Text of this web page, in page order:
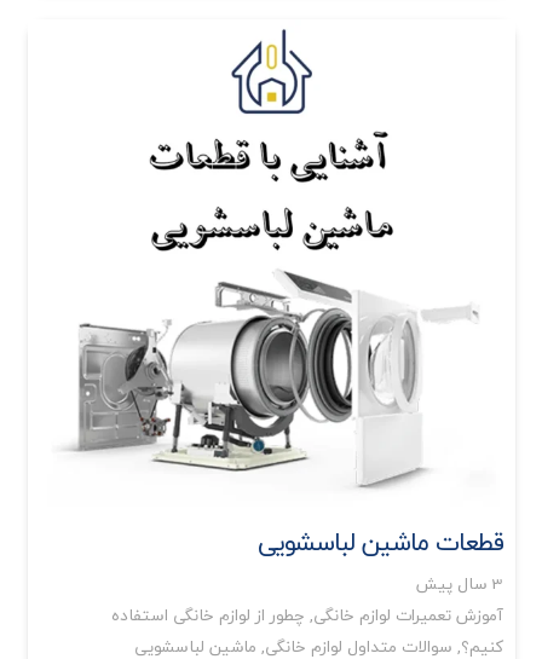
قطعات ماشین لباسشویی
3 سال پیش
آموزش تعمیرات لوازم خانگی, چطور از لوازم خانگی استفاده
کنیم؟, سوالات متداول لوازم خانگی, ماشین لباسشویی